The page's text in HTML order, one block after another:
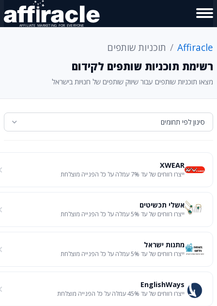
תוכניות שותפים
תוכניות שותפים לקידום
תוכניות שותפים עבור שיווק שותפים של חנויות בישראל
סינון לפי תחומים
XWEAR
ייצרו רווחים של עד 7% עמלה על כל הפנייה מוצלחת
אשלי תכשיטים
ייצרו רווחים של עד 5% עמלה על כל הפנייה מוצלחת
מתנות ישראל
ייצרו רווחים של עד 5% עמלה על כל הפנייה מוצלחת
EnglishWays
ייצרו רווחים של עד 45% עמלה על כל הפנייה מוצלחת